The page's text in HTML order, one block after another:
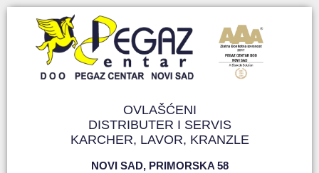
OVLAŠĆENI
DISTRIBUTER I SERVIS
KARCHER, LAVOR, KRANZLE
NOVI SAD, PRIMORSKA 58